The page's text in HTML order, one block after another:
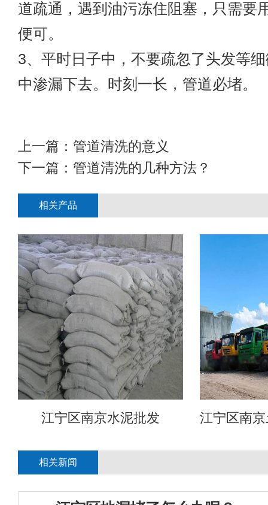
道疏通，遇到油污冻住阻塞，只需要
便可。
3、平时日子中，不要疏忽了头发等
中渗漏下去。时刻一长，管道必堵。
上一篇： 管道清洗的意义
下一篇： 管道清洗的几种方法？
相关产品
江宁区南京水泥批发 江宁区南
相关新闻